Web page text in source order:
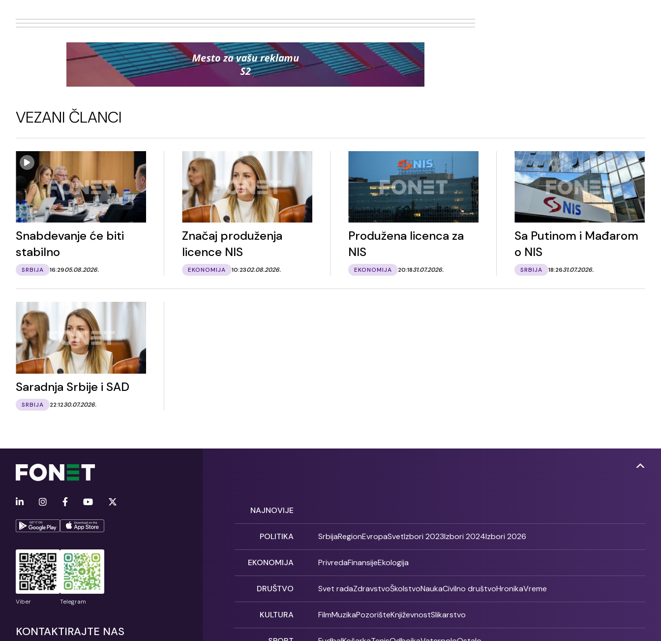
VEZANI ČLANCI
Snabdevanje će biti
stabilno
SRBIJA 16:2905.08.2026.
Značaj produženja
licence NIS
EKONOMIJA 10:2302.08.2026.
Produžena licenca za
NIS
EKONOMIJA 20:1831.07.2026.
Sa Putinom i Mađarom
o NIS
SRBIJA 18:2631.07.2026.
Saradnja Srbije i SAD
SRBIJA 22:1230.07.2026.
Viber Telegram
KONTAKTIRAJTE NAS
NAJNOVIJE
POLITIKA SrbijaRegionEvropaSvetIzbori 2023Izbori 2024Izbori 2026
EKONOMIJA PrivredaFinansijeEkologija
DRUŠTVO Svet radaZdravstvoŠkolstvoNaukaCivilno društvoHronikaVreme
KULTURA FilmMuzikaPozorišteKnjiževnostSlikarstvo